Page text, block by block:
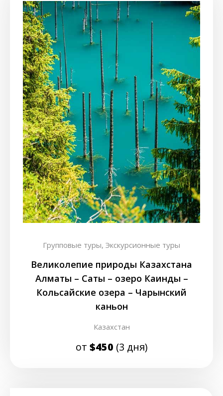
Групповые туры, Экскурсионные туры
Великолепие природы Казахстана
Алматы – Саты – озеро Каинды –
Кольсайские озера – Чарынский
каньон
Казахстан
от $450 (3 дня)